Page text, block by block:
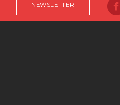
NEWSLETTER